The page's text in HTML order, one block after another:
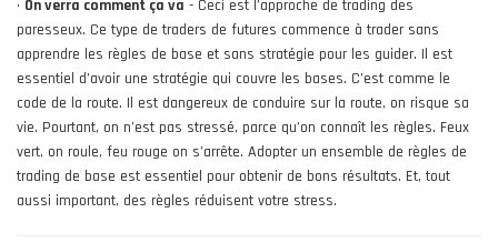
• On verra comment ça va - Ceci est l’approche de trading des
paresseux. Ce type de traders de futures commence à trader sans
apprendre les règles de base et sans stratégie pour les guider. Il est
essentiel d’avoir une stratégie qui couvre les bases. C’est comme le
code de la route. Il est dangereux de conduire sur la route, on risque sa
vie. Pourtant, on n’est pas stressé, parce qu’on connaît les règles. Feux
vert, on roule, feu rouge on s’arrête. Adopter un ensemble de règles de
trading de base est essentiel pour obtenir de bons résultats. Et, tout
aussi important, des règles réduisent votre stress.